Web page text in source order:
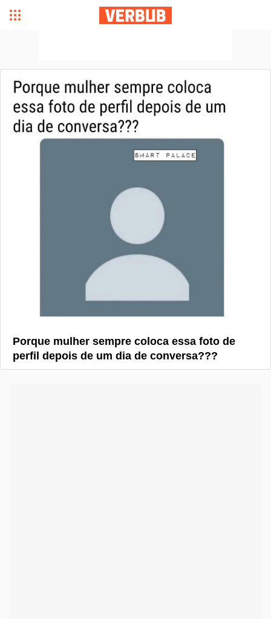
Porque mulher sempre coloca essa foto de
perfil depois de um dia de conversa???